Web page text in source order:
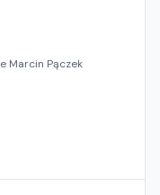
Marcin Pączek